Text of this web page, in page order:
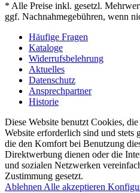
* Alle Preise inkl. gesetzl.
ggf. Nachnahmegebühren, wenn
Häufige Fragen
Kataloge
Widerrufsbelehrung
Aktuelles
Datenschutz
Ansprechpartner
Historie
Diese Website benutzt Cookies,
Website erforderlich sind und stets
die den Komfort bei Benutzung
Direktwerbung dienen oder die
und sozialen Netzwerken
Zustimmung gesetzt.
AblehnenAlle akzeptieren